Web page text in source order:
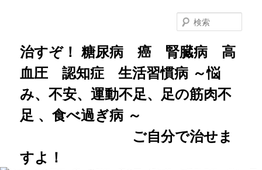
治すぞ！ 糖尿病 癌 腎臓病 高
血圧 認知症 生活習慣病 ～悩
み、不安、運動不足、足の筋肉不
足 、食べ過ぎ病 ～
ご自分で治せま
すよ！
索